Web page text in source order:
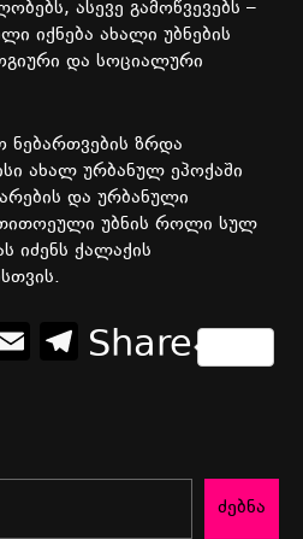
, ასევე გამოწვევებს –
იქნება ახალი უბნების
და სოციალური
ნებართვების ზრდა
ახალ ურბანულ ეპოქაში
და ურბანული
უბნის როლი სულ
იძენს ქალაქის
.
EmailTelegram
Share
ძებნა